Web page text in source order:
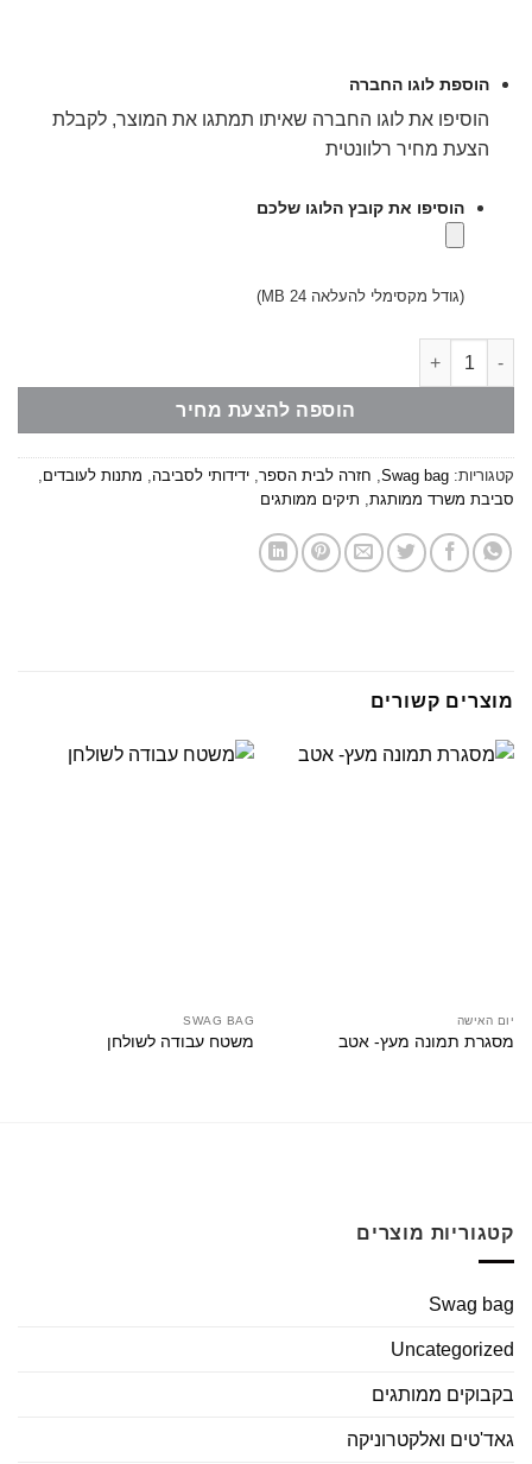
הוספת לוגו החברה
הוסיפו את לוגו החברה שאיתו תמתגו את המוצר, לקבלת
הצעת מחיר רלוונטית
הוסיפו את קובץ הלוגו שלכם
(גודל מקסימלי להעלאה 24 MB)
כמות של תיק למחשב אקוסטייל
הוספה להצעת מחיר
קטגוריות: Swag bag
, חזרה לבית הספר, ידידותי לסביבה, מתנות לעובדים,
סביבת משרד ממותגת, תיקים ממותגים
מוצרים קשורים
יום האישה
מסגרת תמונה מעץ- אטב
SWAG BAG
משטח עבודה לשולחן
קטגוריות מוצרים
Swag bag
Uncategorized
בקבוקים ממותגים
גאד'טים ואלקטרוניקה